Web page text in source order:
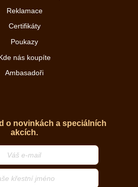
Reklamace
Certifikáty
Poukazy
nás koupíte
Ambasadoři
o novinkách a speciálních
akcích.